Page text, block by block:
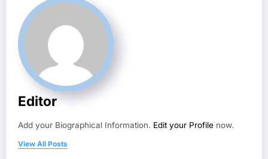
Editor
Add your Biographical Information. Edit your Profile now.
View All Posts